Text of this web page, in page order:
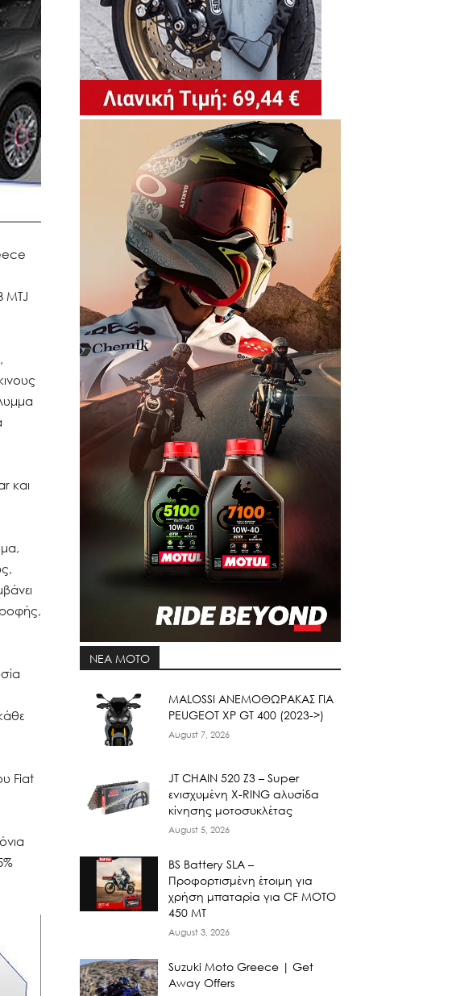
MTJ
και
Fiat
ΝΕΑ MOTO
ΜΑLOSSI ΑΝΕΜΟΘΩΡΑΚΑΣ ΓΙΑ
PEUGEOT XP GT 400 (2023->)
August 7, 2026
JT CHAIN 520 Ζ3 – Super
ενισχυμένη X-RING αλυσίδα
κίνησης μοτοσυκλέτας
August 5, 2026
BS Battery SLA –
Προφορτισμένη έτοιμη για
χρήση μπαταρία για CF MOTO
450 MT
August 3, 2026
Suzuki Moto Greece | Get
Away Offers